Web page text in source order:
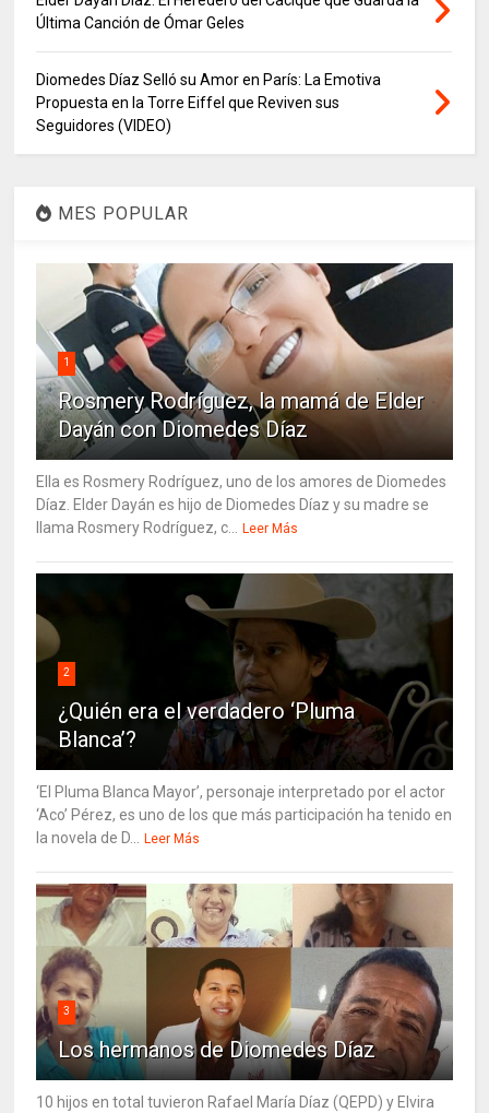
Última Canción de Ómar Geles
Diomedes Díaz Selló su Amor en París: La Emotiva
Propuesta en la Torre Eiffel que Reviven sus
Seguidores (VIDEO)
MES POPULAR
1
Rosmery Rodríguez, la mamá de Elder
Dayán con Diomedes Díaz
Ella es Rosmery Rodríguez, uno de los amores de Diomedes
Díaz. Elder Dayán es hijo de Diomedes Díaz y su madre se
llama Rosmery Rodríguez, c...
Leer Más
2
¿Quién era el verdadero ‘Pluma
Blanca’?
‘El Pluma Blanca Mayor’, personaje interpretado por el actor
‘Aco’ Pérez, es uno de los que más participación ha tenido en
la novela de D...
Leer Más
3
Los hermanos de Diomedes Díaz
10 hijos en total tuvieron Rafael María Díaz (QEPD) y Elvira